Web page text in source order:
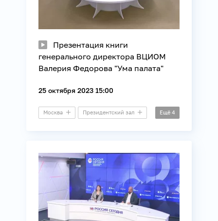
Презентация книги
генерального директора ВЦИОМ
Валерия Федорова "Ума палата"
25 октября 2023 15:00
Москва Президентский зал Ещё 4